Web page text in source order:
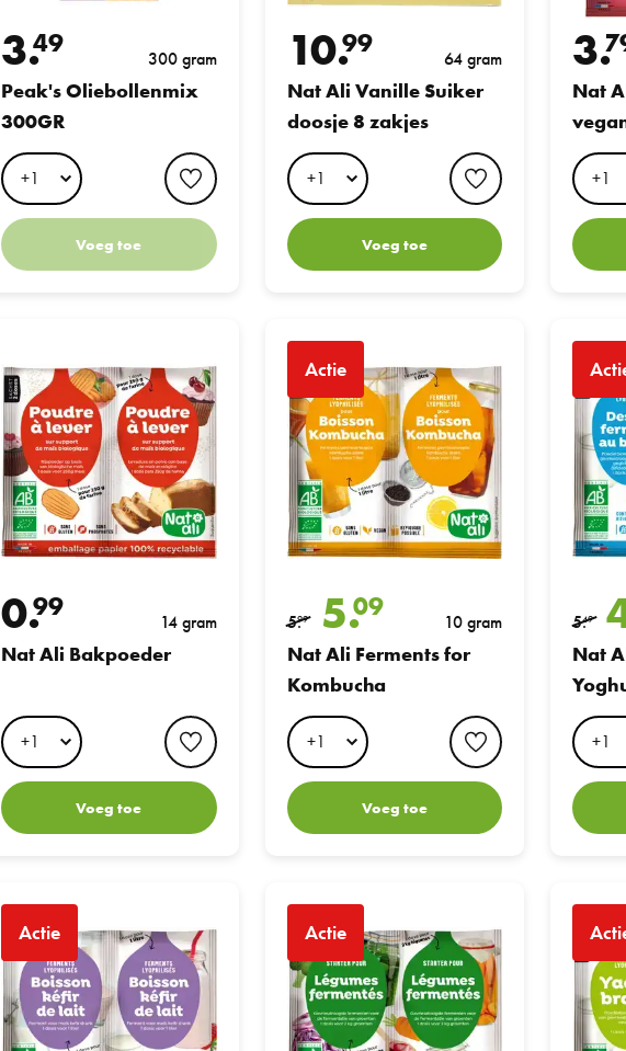
3.49 300 gram
Peak's Oliebollenmix
300GR
favorite button
Voeg toe
10.99 64 gram
Nat Ali Vanille Suiker
doosje 8 zakjes
favorite button
Voeg toe
3.
Nat
0.99 14 gram
Nat Ali Bakpoeder
favorite button
Voeg toe
Actie
5.
99 5.09 10 gram
Nat Ali Ferments for
Kombucha
favorite button
Voeg toe
5.
49
Nat
Actie Actie